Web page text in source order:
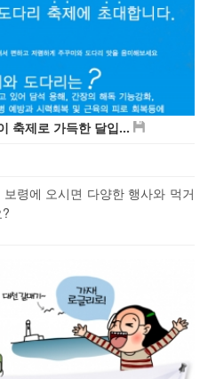
축제로 가득한 달입...
령에 오시면 다양한 행사와 먹거